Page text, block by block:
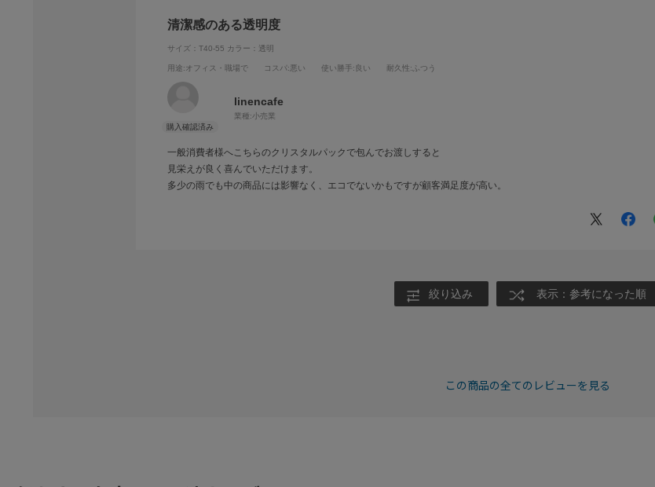
清潔感のある透明度
サイズ：T40-55 カラー：透明
用途:オフィス・職場で コスパ:悪い 使い勝手 :良い 耐久性:ふつう
linencafe
業種:小売業
一般消費者様へこちらのクリスタルパックで包んでお渡しすると
見栄えが良く喜んでいただけます。
多少の雨でも中の商品には影響なく、エコでないかもですが顧客満足度が高い。
絞り込み 表示：参考になった順
この商品の全てのレビューを見る